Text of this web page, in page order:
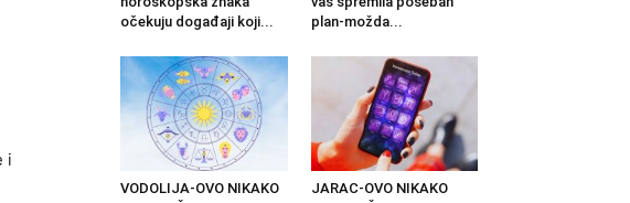
i
očekuju događaji koji...
plan-možda...
VODOLIJA-OVO NIKAKO
JARAC-OVO NIKAKO